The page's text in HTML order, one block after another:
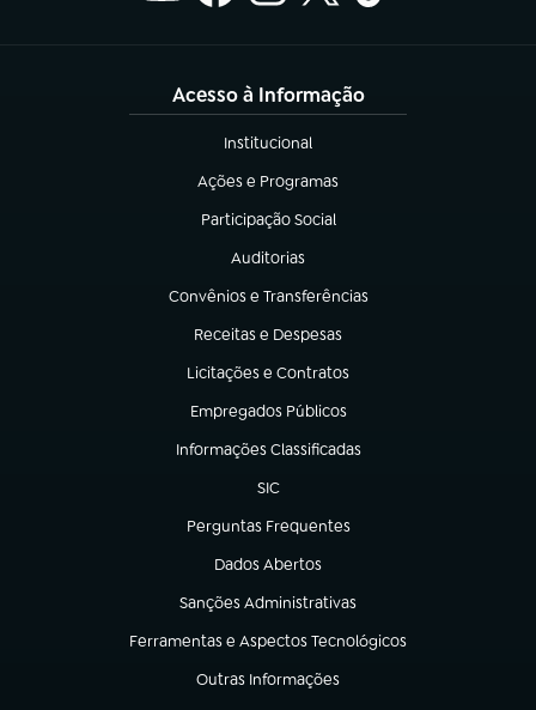
Acesso à Informação
Institucional
(abre em nova aba)
Ações e Programas
(abre em nova aba)
Participação Social
(abre em nova aba)
Auditorias
(abre em nova aba)
Convênios e Transferências
(abre em nova aba)
Receitas e Despesas
(abre em nova aba)
Licitações e Contratos
(abre em nova aba)
Empregados Públicos
(abre em nova aba)
Informações Classificadas
(abre em nova aba)
SIC
(abre em nova aba)
Perguntas Frequentes
(abre em nova aba)
Dados Abertos
(abre em nova aba)
Sanções Administrativas
(abre em nova aba)
Ferramentas e Aspectos Tecnológicos
(abre em nova aba)
Outras Informações
(abre em nova aba)